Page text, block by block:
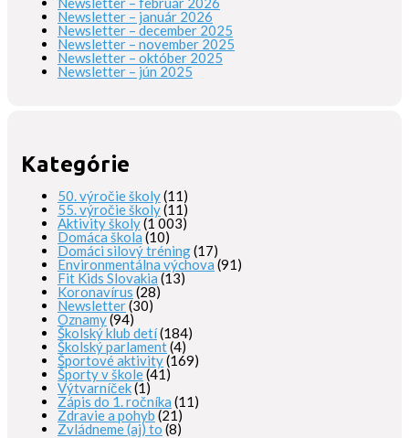
Newsletter – január 2026
Newsletter – december 2025
Newsletter – november 2025
Newsletter – október 2025
Newsletter – jún 2025
Kategórie
50. výročie školy(11)
55. výročie školy(11)
Aktivity školy(1 003)
Domáca škola (10)
Domáci silový tréning(17)
Environmentálna výchova (91)
Fit Kids Slovakia (13)
Koronavírus (28)
Newsletter(30)
Oznamy(94)
Školský klub detí(184)
Školský parlament(4)
Športové aktivity(169)
Športy v škole(41)
Výtvarníček(1)
Zápis do 1. ročníka (11)
Zdravie a pohyb (21)
Zvládneme (aj) to (8)